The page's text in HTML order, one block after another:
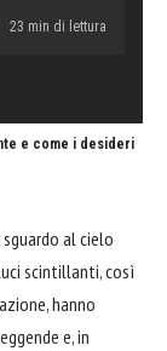
23 min di lettura
e come i desideri
al cielo
scintillanti, così
hanno
e, in